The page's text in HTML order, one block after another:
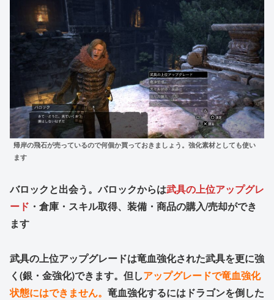
帰岸の飛石が売っているので何個か買っておきましょう。強化素材としても使い
ます
バロックと出会う。バロックからは武具の上位アップグレ
ード ・倉庫・スキル取得、装備・商品の購入/売却ができ
ます
武具の上位アップグレードは竜血強化された武具を更に強
く(銀・金強化)できます。但しアップグレードで竜血強化
状態にはできません。 竜血強化するにはドラゴンを倒した